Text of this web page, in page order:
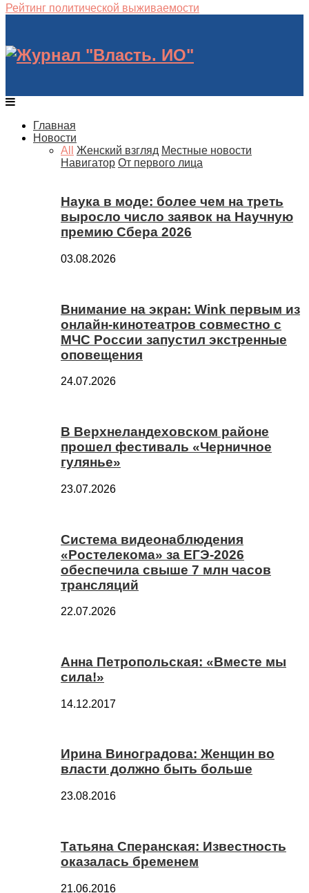
Рейтинг политической выживаемости
Главная
Новости
All
Женский взгляд Местные новости
Навигатор От первого лица
Наука в моде: более чем на треть
выросло число заявок на Научную
премию Сбера 2026
03.08.2026
Внимание на экран: Wink первым из
онлайн-кинотеатров совместно с
МЧС России запустил экстренные
оповещения
24.07.2026
В Верхнеландеховском районе
прошел фестиваль «Черничное
гулянье»
23.07.2026
Система видеонаблюдения
«Ростелекома» за ЕГЭ-2026
обеспечила свыше 7 млн часов
трансляций
22.07.2026
Анна Петропольская: «Вместе мы
сила!»
14.12.2017
Ирина Виноградова: Женщин во
власти должно быть больше
23.08.2016
Татьяна Сперанская: Известность
оказалась бременем
21.06.2016